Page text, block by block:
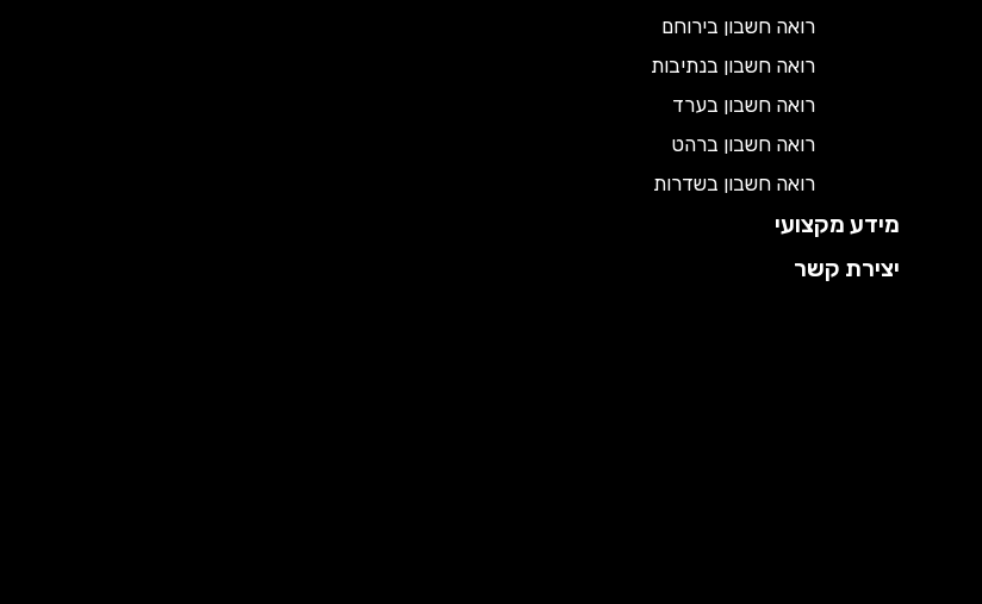
רואה חשבון בירוחם
רואה חשבון בנתיבות
רואה חשבון בערד
רואה חשבון ברהט
רואה חשבון בשדרות
מידע מקצועי
יצירת קשר